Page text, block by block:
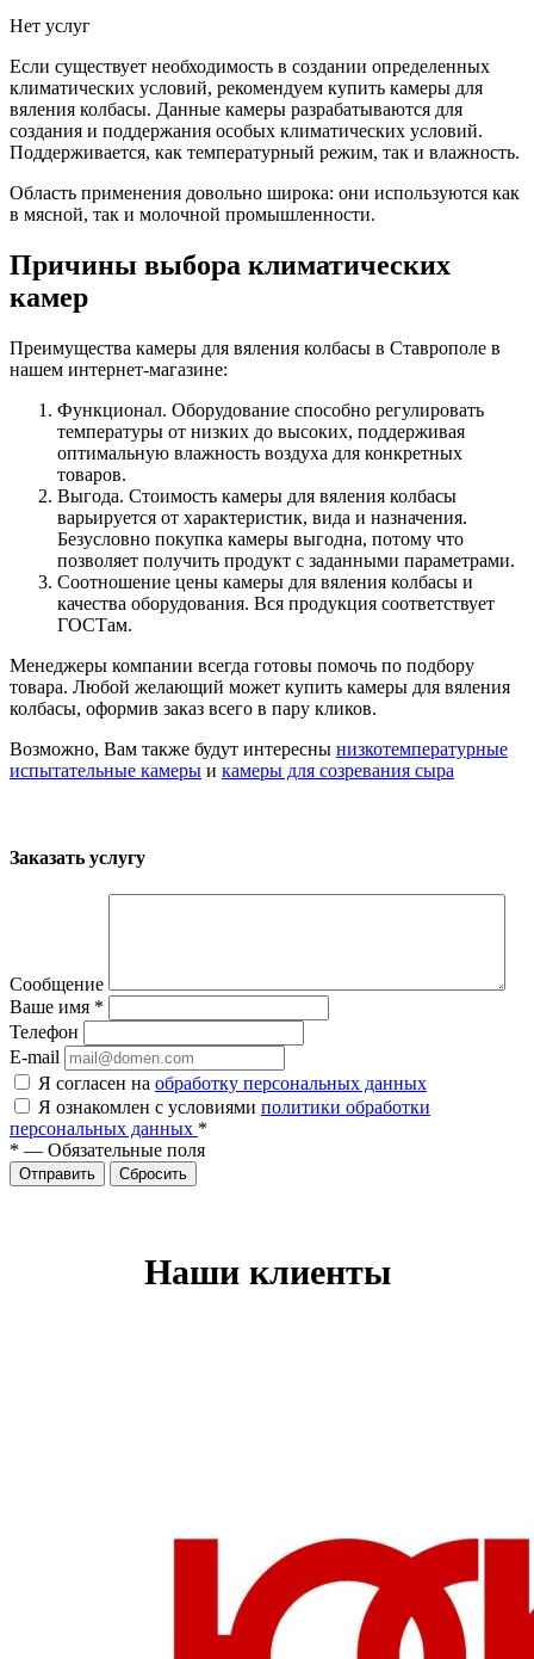
Нет услуг
Если существует необходимость в создании определенных
климатических условий, рекомендуем купить камеры для
вяления колбасы. Данные камеры разрабатываются для
создания и поддержания особых климатических условий.
Поддерживается, как температурный режим, так и влажность.
Область применения довольно широка: они используются как
в мясной, так и молочной промышленности.
Причины выбора климатических
камер
Преимущества камеры для вяления колбасы в Ставрополе в
нашем интернет-магазине:
Функционал. Оборудование способно регулировать
температуры от низких до высоких, поддерживая
оптимальную влажность воздуха для конкретных
товаров.
Выгода. Стоимость камеры для вяления колбасы
варьируется от характеристик, вида и назначения.
Безусловно покупка камеры выгодна, потому что
позволяет получить продукт с заданными параметрами.
Соотношение цены камеры для вяления колбасы и
качества оборудования. Вся продукция соответствует
ГОСТам.
Менеджеры компании всегда готовы помочь по подбору
товара. Любой желающий может купить камеры для вяления
колбасы, оформив заказ всего в пару кликов.
Возможно, Вам также будут интересны низкотемпературные
испытательные камеры и камеры для созревания сыра
Заказать услугу
Сообщение
Ваше имя *
Телефон
E-mail
Я согласен на обработку персональных данных
Я ознакомлен с условиями политики обработки
персональных данных *
* — Обязательные поля
Отправить Сбросить
Наши клиенты